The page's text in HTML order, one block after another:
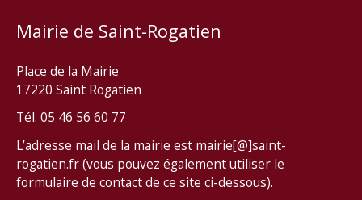
Mairie de Saint-Rogatien
Place de la Mairie
17220 Saint Rogatien
Tél. 05 46 56 60 77
L’adresse mail de la mairie est mairie[@]saint-
rogatien.fr (vous pouvez également utiliser le
formulaire de contact de ce site ci-dessous).